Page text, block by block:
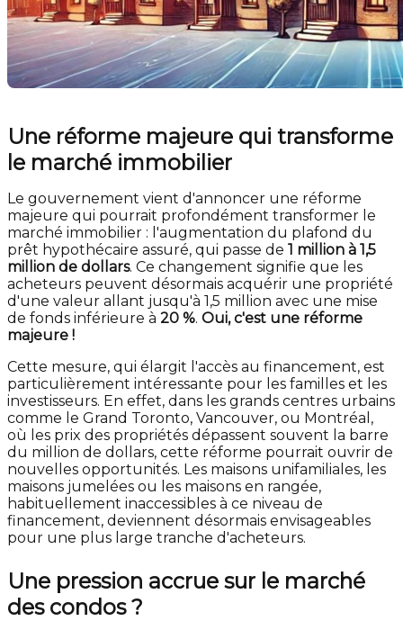
Une réforme majeure qui transforme
le marché immobilier
Le gouvernement vient d'annoncer une réforme
majeure qui pourrait profondément transformer le
marché immobilier : l'augmentation du plafond du
prêt hypothécaire assuré, qui passe de 1 million à 1,5
million de dollars. Ce changement signifie que les
acheteurs peuvent désormais acquérir une propriété
d'une valeur allant jusqu'à 1,5 million avec une mise
de fonds inférieure à 20 %. Oui, c'est une réforme
majeure !
Cette mesure, qui élargit l'accès au financement, est
particulièrement intéressante pour les familles et les
investisseurs. En effet, dans les grands centres urbains
comme le Grand Toronto, Vancouver, ou Montréal,
où les prix des propriétés dépassent souvent la barre
du million de dollars, cette réforme pourrait ouvrir de
nouvelles opportunités. Les maisons unifamiliales, les
maisons jumelées ou les maisons en rangée,
habituellement inaccessibles à ce niveau de
financement, deviennent désormais envisageables
pour une plus large tranche d'acheteurs.
Une pression accrue sur le marché
des condos ?